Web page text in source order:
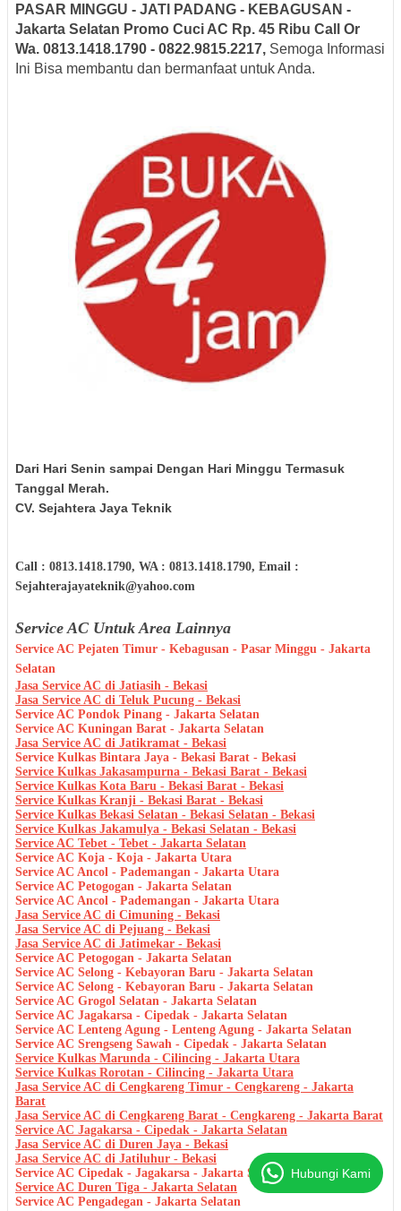
PASAR MINGGU - JATI PADANG - KEBAGUSAN -
Jakarta Selatan Promo Cuci AC Rp. 45 Ribu Call Or
Wa. 0813.1418.1790 - 0822.9815.2217, Semoga Informasi
Ini Bisa membantu dan bermanfaat untuk Anda.
Dari Hari Senin sampai Dengan Hari Minggu Termasuk
Tanggal Merah.
CV. Sejahtera Jaya Teknik
Call : 0813.1418.1790, WA : 0813.1418.1790, Email :
Sejahterajayateknik@yahoo.com
Service AC Untuk Area Lainnya
Service AC Pejaten Timur - Kebagusan - Pasar Minggu - Jakarta
Selatan
Jasa Service AC di Jatiasih - Bekasi
Jasa Service AC di Teluk Pucung - Bekasi
Service AC Pondok Pinang - Jakarta Selatan
Service AC Kuningan Barat - Jakarta Selatan
Jasa Service AC di Jatikramat - Bekasi
Service Kulkas Bintara Jaya - Bekasi Barat - Bekasi
Service Kulkas Jakasampurna - Bekasi Barat - Bekasi
Service Kulkas Kota Baru - Bekasi Barat - Bekasi
Service Kulkas Kranji - Bekasi Barat - Bekasi
Service Kulkas Bekasi Selatan - Bekasi Selatan - Bekasi
Service Kulkas Jakamulya - Bekasi Selatan - Bekasi
Service AC Tebet - Tebet - Jakarta Selatan
Service AC Koja - Koja - Jakarta Utara
Service AC Ancol - Pademangan - Jakarta Utara
Service AC Petogogan - Jakarta Selatan
Service AC Ancol - Pademangan - Jakarta Utara
Jasa Service AC di Cimuning - Bekasi
Jasa Service AC di Pejuang - Bekasi
Jasa Service AC di Jatimekar - Bekasi
Service AC Petogogan - Jakarta Selatan
Service AC Selong - Kebayoran Baru - Jakarta Selatan
Service AC Selong - Kebayoran Baru - Jakarta Selatan
Service AC Grogol Selatan - Jakarta Selatan
Service AC Jagakarsa - Cipedak - Jakarta Selatan
Service AC Lenteng Agung - Lenteng Agung - Jakarta Selatan
Service AC Srengseng Sawah - Cipedak - Jakarta Selatan
Service Kulkas Marunda - Cilincing - Jakarta Utara
Service Kulkas Rorotan - Cilincing - Jakarta Utara
Jasa Service AC di Cengkareng Timur - Cengkareng - Jakarta
Barat
Jasa Service AC di Cengkareng Barat - Cengkareng - Jakarta Barat
Service AC Jagakarsa - Cipedak - Jakarta Selatan
Jasa Service AC di Duren Jaya - Bekasi
Jasa Service AC di Jatiluhur - Bekasi
Service AC Cipedak - Jagakarsa - Jakarta Selatan
Service AC Duren Tiga - Jakarta Selatan
Service AC Pengadegan - Jakarta Selatan
Hubungi Kami